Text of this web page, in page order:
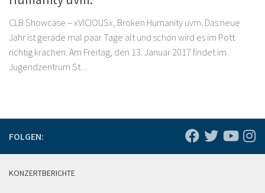
CLB Showcase – xVICIOUSx, Broken Humanity uvm. Das neue
Jahr ist gerade mal paar Tage alt und schon wird es im Pott
richtig krachen. Am Freitag, den 13. Januar 2017 findet im
Jugendzentrum St....
FOLGEN:
KONZERTBERICHTE